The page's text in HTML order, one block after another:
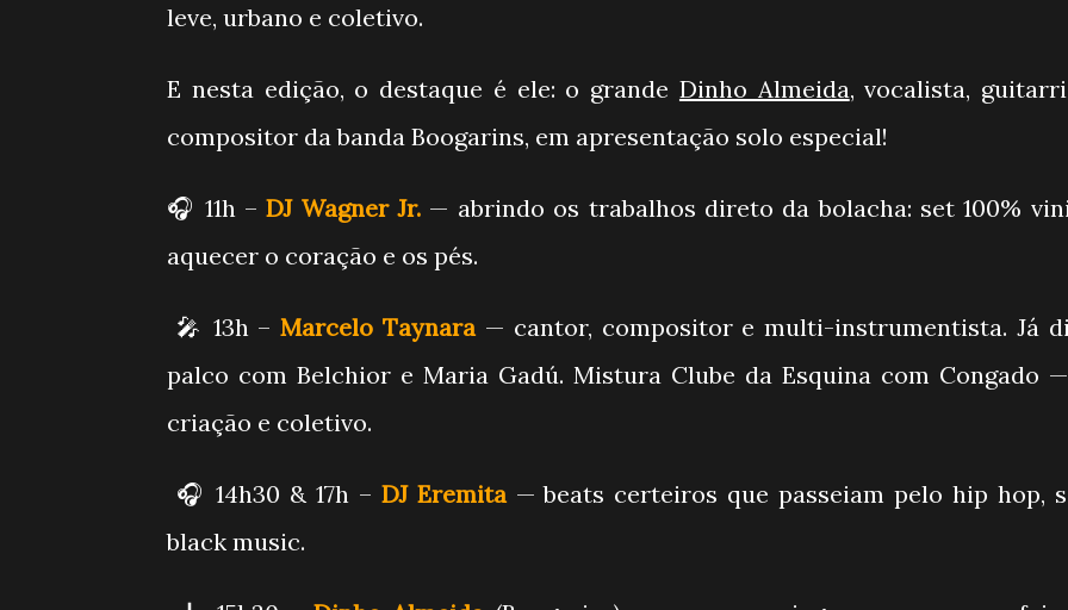
leve, urbano e coletivo.
E nesta edição, o destaque é ele: o grande Dinho Almeida, vocalista,
compositor da banda Boogarins, em apresentação solo especial!
🎧 11h –DJ Wagner Jr. — abrindo os trabalhos direto da bolacha: set 100%
aquecer o coração e os pés.
🎤 13h –Marcelo Taynara — cantor, compositor e multi-instrumentista. Já
palco com Belchior e Maria Gadú. Mistura Clube da Esquina com Congado
criação e coletivo.
🎧 14h30 & 17h – DJ Eremita— beats certeiros que passeiam pelo hip hop,
black music.